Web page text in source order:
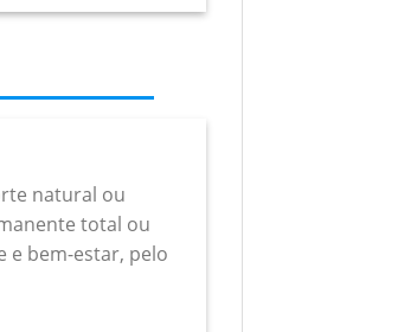
natural ou
total ou
e bem-estar, pelo